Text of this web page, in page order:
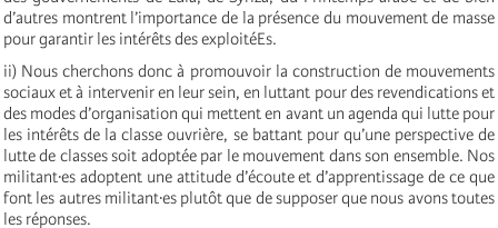
d’autres montrent l’importance de la présence du mouvement de masse
pour garantir les intérêts des exploitéEs.
ii) Nous cherchons donc à promouvoir la construction de mouvements
sociaux et à intervenir en leur sein, en luttant pour des revendications et
des modes d’organisation qui mettent en avant un agenda qui lutte pour
les intérêts de la classe ouvrière, se battant pour qu’une perspective de
lutte de classes soit adoptée par le mouvement dans son ensemble. Nos
militant·es adoptent une attitude d’écoute et d’apprentissage de ce que
font les autres militant·es plutôt que de supposer que nous avons toutes
les réponses.